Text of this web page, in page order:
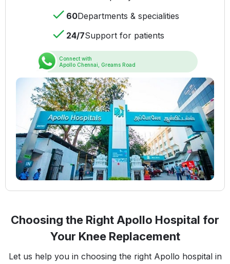
60Departments & specialities
24/7Support for patients
Connect with
Apollo Chennai, Greams Road
Choosing the Right Apollo Hospital for
Your Knee Replacement
Let us help you in choosing the right Apollo hospital in